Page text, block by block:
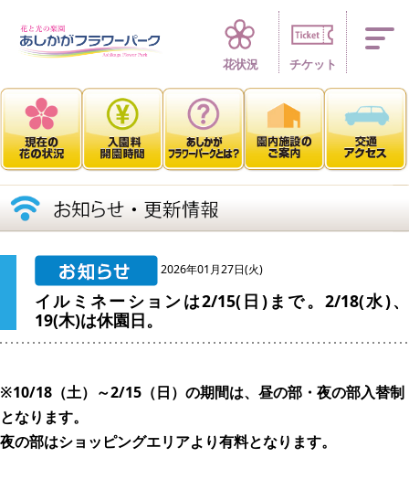
四季折々 花の
花状況 チケット
2026年01月27日(火)
イルミネーションは2/15(日)まで。2/18(水)、
19(木)は休園日。
※10/18（土）～2/15（日）の期間は、昼の部・夜の部入替制
となります。
夜の部はショッピングエリアより有料となります。